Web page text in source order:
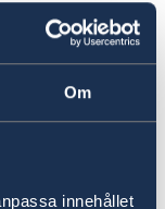
Om
innehållet